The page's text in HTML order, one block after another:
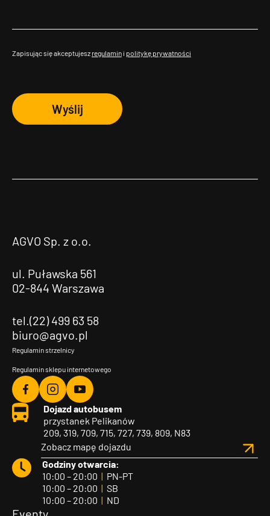
Zapisując się akceptujesz regulamin i politykę prywatności
Wyślij
AGVO Sp. z o.o.
ul. Puławska 561
02-844 Warszawa
tel.(22) 499 63 58
biuro@agvo.pl
Regulamin strzelnicy
Regulamin sklepu internetowego
Agvo
Facebook
Agvo
Instagram
Agvo
YouTube
Dojazd autobusem
przystanek Pelikanów
209, 319, 709, 715, 727, 739, 809, N83
Zobacz mapę dojazdu
Godziny otwarcia:
10:00 – 20:00 | PN-PT
10:00 – 20:00 | SB
10:00 – 20:00 | ND